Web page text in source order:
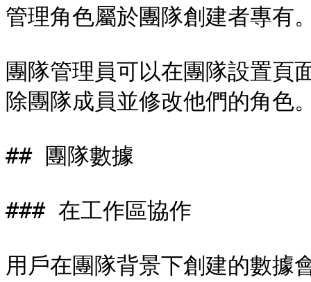
管理角色屬於團隊創建者專有
團隊管理員可以在團隊設置頁
除團隊成員並修改他們的角色
## 團隊數據
### 在工作區協作
用戶在團隊背景下創建的數據